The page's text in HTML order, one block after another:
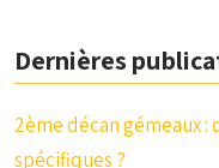
Dernières
2ème décan gémeaux
spécifiques ?